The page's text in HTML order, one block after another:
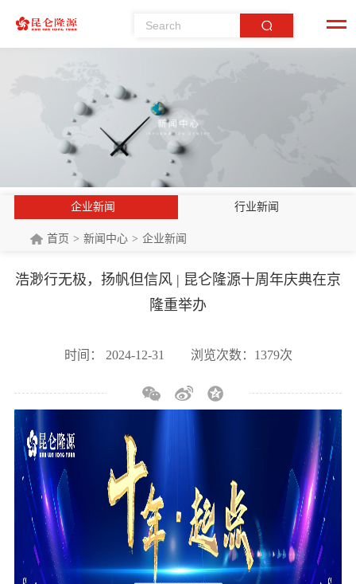
企业新闻 行业新闻
首页 新闻中心 企业新闻
浩渺行无极，扬帆但信风 | 昆仑隆源十周年庆典在京
隆重举办
时间： 2024-12-31 浏览次数：1379次